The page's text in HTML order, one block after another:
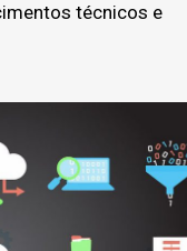
técnicos e